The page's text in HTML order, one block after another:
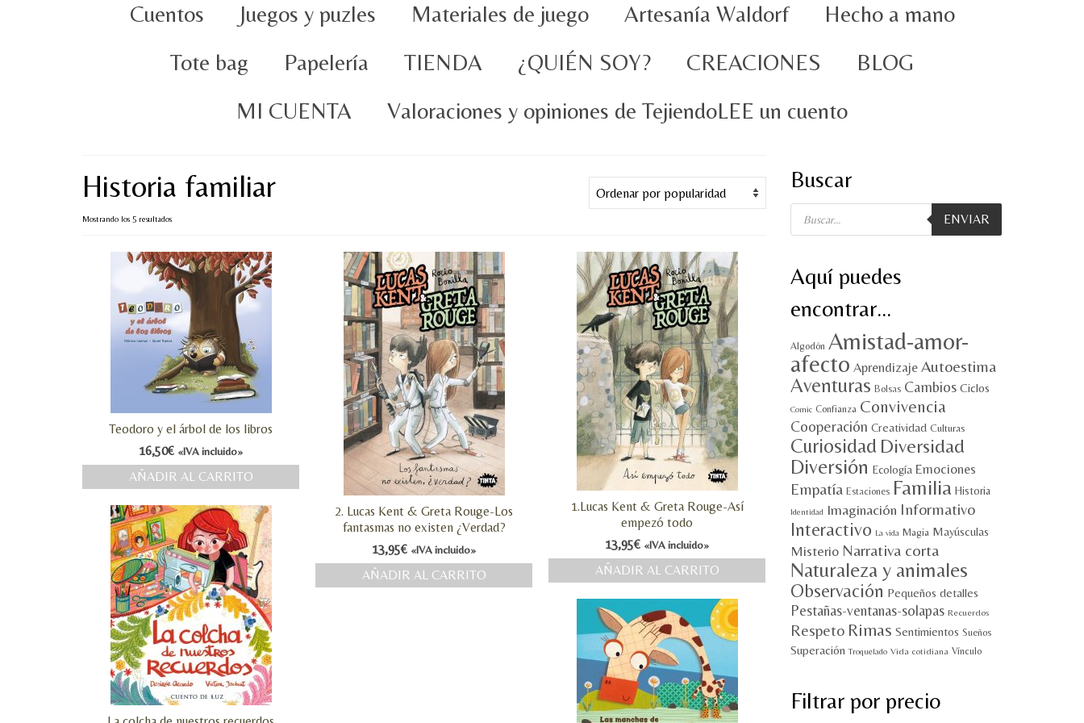
Cuentos Juegos y puzles Materiales de juego Artesanía Waldorf
Hecho a mano
Tote bag
Papelería TIENDA ¿QUIÉN SOY? CREACIONES
BLOG
MI CUENTA
Valoraciones y opiniones de TejiendoLEE un cuento
Historia familiar
Mostrando los 5 resultadosOrdenado
popularidad
Teodoro y el árbol de los libros
16,50€ «IVA incluido»
AÑADIR AL CARRITO
2. Lucas Kent & Greta Rouge-Los
fantasmas no existen ¿Verdad?
13,95€ «IVA incluido»
AÑADIR AL CARRITO
1.Lucas Kent & Greta Rouge-Así
empezó todo
13,95€ «IVA incluido»
AÑADIR AL CARRITO
Buscar
Búsqueda
productos
ENVIAR
Aquí puedes
encontrar…
Algodón Amistad-amor-
afecto Aprendizaje Autoestima
Aventuras Bolsas Cambios Ciclos
Comic Confianza Convivencia
Cooperación Creatividad Culturas
Curiosidad Diversidad
Diversión Ecología Emociones
Empatía Estaciones Familia Historia
Identidad Imaginación Informativo
Interactivo La vida Magia Mayúsculas
Misterio Narrativa corta
Naturaleza y animales
Observación Pequeños detalles
Pestañas-ventanas-solapas Recuerdos
Respeto Rimas Sentimientos Sueños
Superación Troquelado Vida cotidiana Vínculo
Filtrar por precio